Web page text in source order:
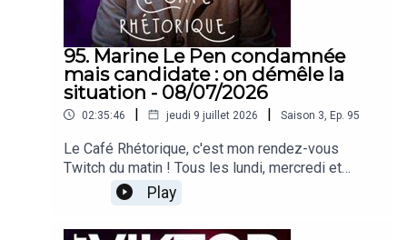
95. Marine Le Pen condamnée
mais candidate : on démêle la
situation - 08/07/2026
02:35:46 | jeudi 9 juillet 2026 | Saison 3 Ep. 95
Le Café Rhétorique, c'est mon rendez-vous
Twitch du matin ! Tous les lundi, mercredi et
vendredi à 09h00 sur twitch.tv/clemovitch
!Bienvenue dans la rediffusion du stream du
Play